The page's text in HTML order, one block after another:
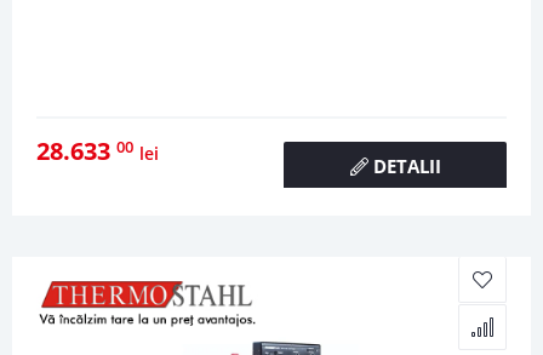
28.633 00 lei
DETALII